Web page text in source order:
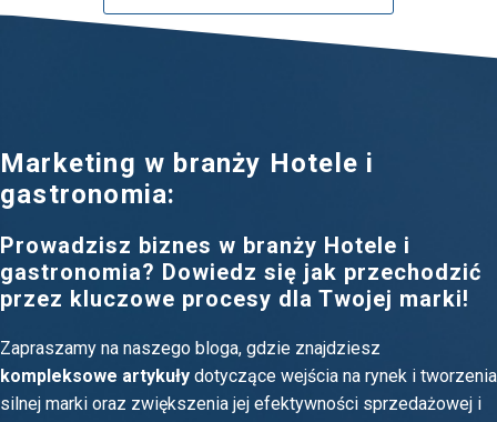
Marketing w branży Hotele i
gastronomia:
Prowadzisz biznes w branży Hotele i
gastronomia? Dowiedz się jak przechodzić
przez kluczowe procesy dla Twojej marki!
Zapraszamy na naszego bloga, gdzie znajdziesz
kompleksowe artykuły dotyczące wejścia na rynek i tworzenia
silnej marki oraz zwiększenia jej efektywności sprzedażowej i